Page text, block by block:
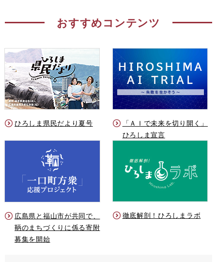
おすすめコンテンツ
ひろしま県民だより夏号
「ＡＩで未来を切り開く」
ひろしま宣言
広島県と福山市が共同で、
鞆のまちづくりに係る寄附
募集を開始
徹底解剖！ひろしまラボ